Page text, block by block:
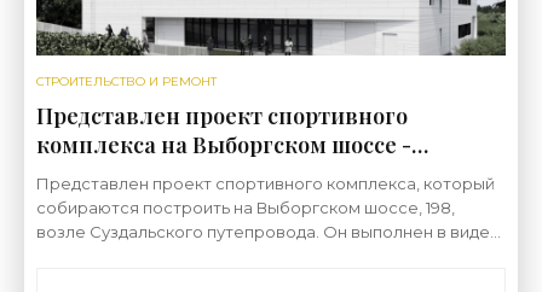
СТРОИТЕЛЬСТВО И РЕМОНТ
Представлен проект спортивного
комплекса на Выборгском шоссе -
«Свежие новости строительства»
Представлен проект спортивного комплекса, который
собираются построить на Выборгском шоссе, 198,
возле Суздальского путепровода. Он выполнен в виде